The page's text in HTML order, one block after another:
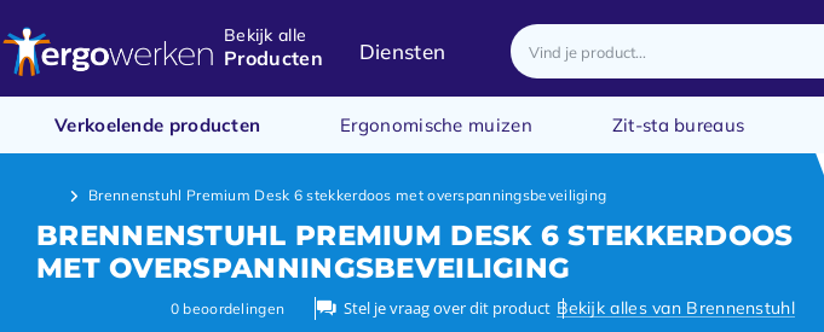
Bekijk alle
Producten Diensten
Verkoelende producten Ergonomische muizen Zit-sta bureaus
Brennenstuhl Premium Desk 6 stekkerdoos met overspanningsbeveiliging
BRENNENSTUHL PREMIUM DESK 6 STEKKERDOOS
MET OVERSPANNINGSBEVEILIGING
0 beoordelingen Stel je vraag over dit product Bekijk alles van Brennenstuhl